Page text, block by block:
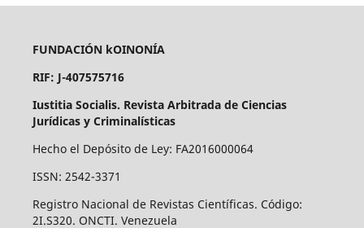
FUNDACIÓN kOINONÍA
RIF: J-407575716
Iustitia Socialis. Revista Arbitrada de Ciencias
Jurídicas y Criminalísticas
Hecho el Depósito de Ley: FA2016000064
ISSN: 2542-3371
Registro Nacional de Revistas Científicas. Código:
2I.S320. ONCTI. Venezuela